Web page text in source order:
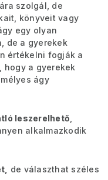
szolgál, de
könyveit vagy
egy olyan
de a gyerekek
értékelni fogják a
hogy a gyerekek
ágy
leszerelhető
alkalmazkodik
de választhat széles